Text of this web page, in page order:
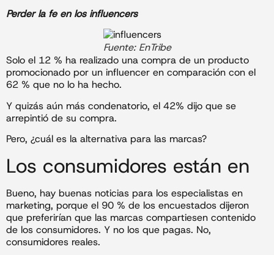
Perder la fe en los influencers
Fuente: EnTribe
Solo el 12 % ha realizado una compra de un producto
promocionado por un influencer en comparación con el
62 % que no lo ha hecho.
Y quizás aún más condenatorio, el 42% dijo que se
arrepintió de su compra.
Pero, ¿cuál es la alternativa para las marcas?
Los consumidores están en
Bueno, hay buenas noticias para los especialistas en
marketing, porque el 90 % de los encuestados dijeron
que preferirían que las marcas compartiesen contenido
de los consumidores. Y no los que pagas. No,
consumidores reales.